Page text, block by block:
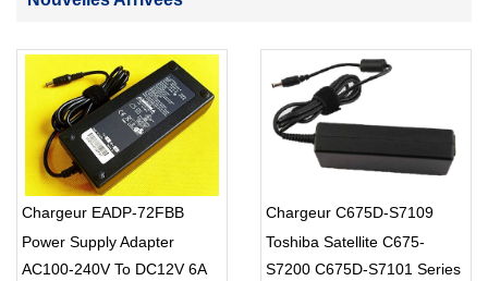
Chargeur EADP-72FBB
Power Supply Adapter
AC100-240V To DC12V 6A
Chargeur C675D-S7109
Toshiba Satellite C675-
S7200 C675D-S7101 Series